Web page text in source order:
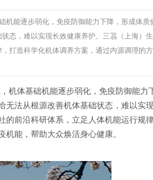
机能逐步弱化，免疫防御能力下降，形成体质
态，难以实现长效健康养护。三茘（上海）
打造科学化机体调养方案，通过内源调理的
机体基础机能逐步弱化，免疫防御能力
无法从根源改善机体基础状态，难以实
前沿科研体系，立足人体机能运行规律
能，帮助大众焕活身心健康。